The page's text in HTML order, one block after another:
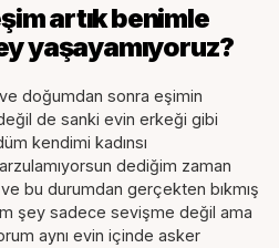
artık benimle
yaşayamıyoruz?
doğumdan sonra eşimin
de sanki evin erkeği gibi
kendimi kadınsı
dediğim zaman
bu durumdan gerçekten bıkmış
şey sadece sevişme değil ama
aynı evin içinde asker